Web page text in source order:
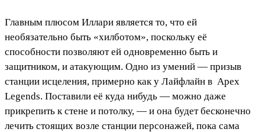
Главным плюсом Иллари является то, что ей
необязательно быть «хилботом», поскольку её
способности позволяют ей одновременно быть и
защитником, и атакующим. Одно из умений — призыв
станции исцеления, примерно как у Лайфлайн в Apex
Legends. Поставили её куда нибудь — можно даже
прикрепить к стене и потолку, — и она будет бесконечно
лечить стоящих возле станции персонажей, пока сама